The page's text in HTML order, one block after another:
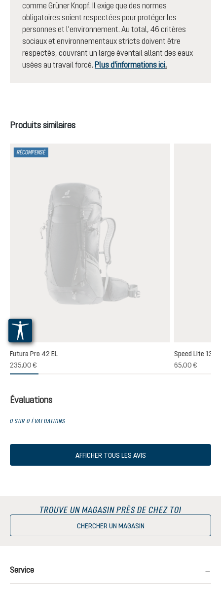
comme Grüner Knopf. Il exige que des normes
obligatoires soient respectées pour protéger les
personnes et l'environnement. Au total, 46 critères
sociaux et environnementaux stricts doivent être
respectés, couvrant un large éventail allant des eaux
usées au travail forcé. Plus d'informations ici.
Ignorer la galerie de produits
Produits similaires
de 5 sur 5 étoiles
RÉCOMPENSÉ
Futura Pro 42 EL
235,00 €
Speed Lite 13
65,00 €
Évaluations
0 SUR 0 ÉVALUATIONS
AFFICHER TOUS LES AVIS
TROUVE UN MAGASIN PRÈS DE CHEZ TOI
CHERCHER UN MAGASIN
Service